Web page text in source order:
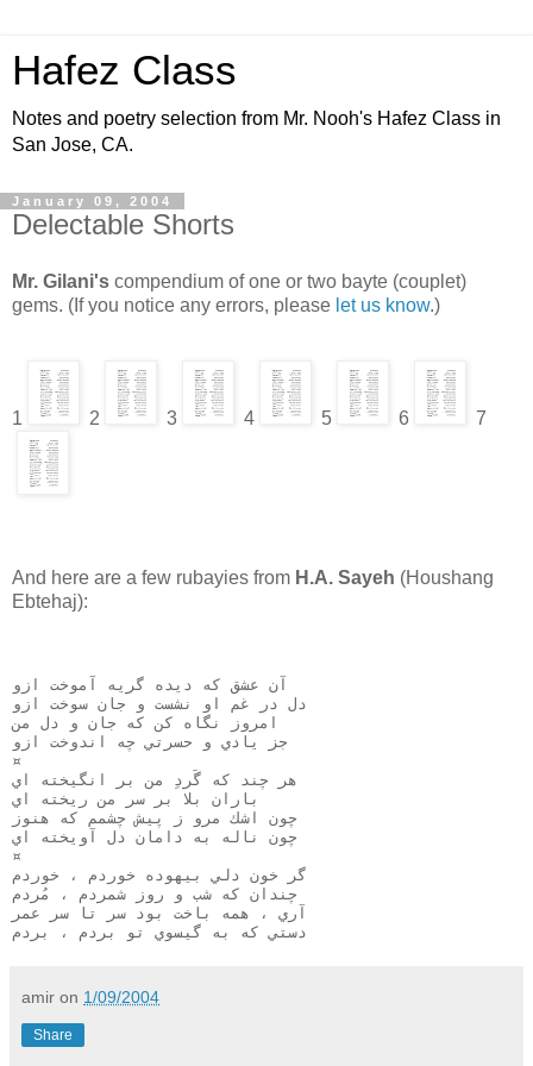
Hafez Class
Notes and poetry selection from Mr. Nooh's Hafez Class in
San Jose, CA.
January 09, 2004
Delectable Shorts
Mr. Gilani's compendium of one or two bayte (couplet)
gems. (If you notice any errors, please let us know.)
1 2 3 4 5 6 7
And here are a few rubayies from H.A. Sayeh (Houshang
Ebtehaj):
آن عشق كه ديده گريه آموخت ازو
دل در غم او نشست و جان سوخت ازو
امروز نگاه كن كه جان و دل من
جز يادي و حسرتي چه اندوخت ازو
¤
هر چند كه گَردِ من بر انگيخته اي
باران بلا بر سر من ريخته اي
چون اشك مرو ز پيش چشمم كه هنوز
چون ناله به دامان دل آويخته اي
¤
گر خون دلي بيهوده خوردم ، خوردم
چندان كه شب و روز شمردم ، مُردم
آري ، همه باخت بود سر تا سر عمر
دستي كه به گيسوي تو بردم ، بردم
amir on 1/09/2004
Share